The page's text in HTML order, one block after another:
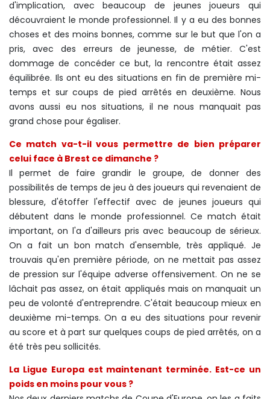
d'implication, avec beaucoup de jeunes joueurs qui
découvraient le monde professionnel. Il y a eu des bonnes
choses et des moins bonnes, comme sur le but que l'on a
pris, avec des erreurs de jeunesse, de métier. C'est
dommage de concéder ce but, la rencontre était assez
équilibrée. Ils ont eu des situations en fin de première mi-
temps et sur coups de pied arrêtés en deuxième. Nous
avons aussi eu nos situations, il ne nous manquait pas
grand chose pour égaliser.
Ce match va-t-il vous permettre de bien préparer
celui face à Brest ce dimanche ?
Il permet de faire grandir le groupe, de donner des
possibilités de temps de jeu à des joueurs qui revenaient de
blessure, d'étoffer l'effectif avec de jeunes joueurs qui
débutent dans le monde professionnel. Ce match était
important, on l'a d'ailleurs pris avec beaucoup de sérieux.
On a fait un bon match d'ensemble, très appliqué. Je
trouvais qu'en première période, on ne mettait pas assez
de pression sur l'équipe adverse offensivement. On ne se
lâchait pas assez, on était appliqués mais on manquait un
peu de volonté d'entreprendre. C'était beaucoup mieux en
deuxième mi-temps. On a eu des situations pour revenir
au score et à part sur quelques coups de pied arrêtés, on a
été très peu sollicités.
La Ligue Europa est maintenant terminée. Est-ce un
poids en moins pour vous ?